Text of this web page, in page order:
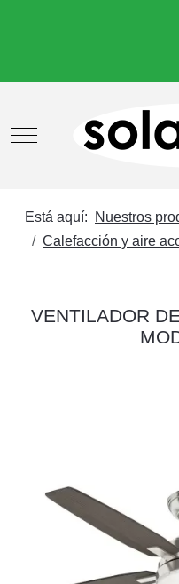
Mobile Menu Toggle
Está aquí:
Nuestros
Calefacción y aire
VENTILADOR